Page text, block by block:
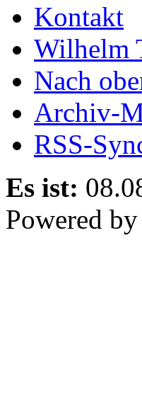
Kontakt
Wilhelm
Nach
Archiv-
RSS-
Es ist:
Powered by